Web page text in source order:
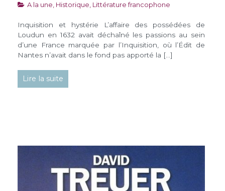
A la une Historique Littérature francophone
Inquisition et hystérie L’affaire des possédées de
Loudun en 1632 avait déchaîné les passions au sein
d’une France marquée par l’Inquisition, où l’Édit de
Nantes n’avait dans le fond pas apporté la […]
Lire la suite